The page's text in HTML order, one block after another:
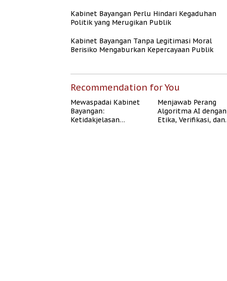
Kabinet Bayangan Perlu Hindari Kegaduhan
Politik yang Merugikan Publik
Kabinet Bayangan Tanpa Legitimasi Moral
Berisiko Mengaburkan Kepercayaan Publik
Recommendation for You
Mewaspadai Kabinet
Bayangan:
Ketidakjelasan
Menjawab Perang
Algoritma AI dengan
Etika, Verifikasi, dan